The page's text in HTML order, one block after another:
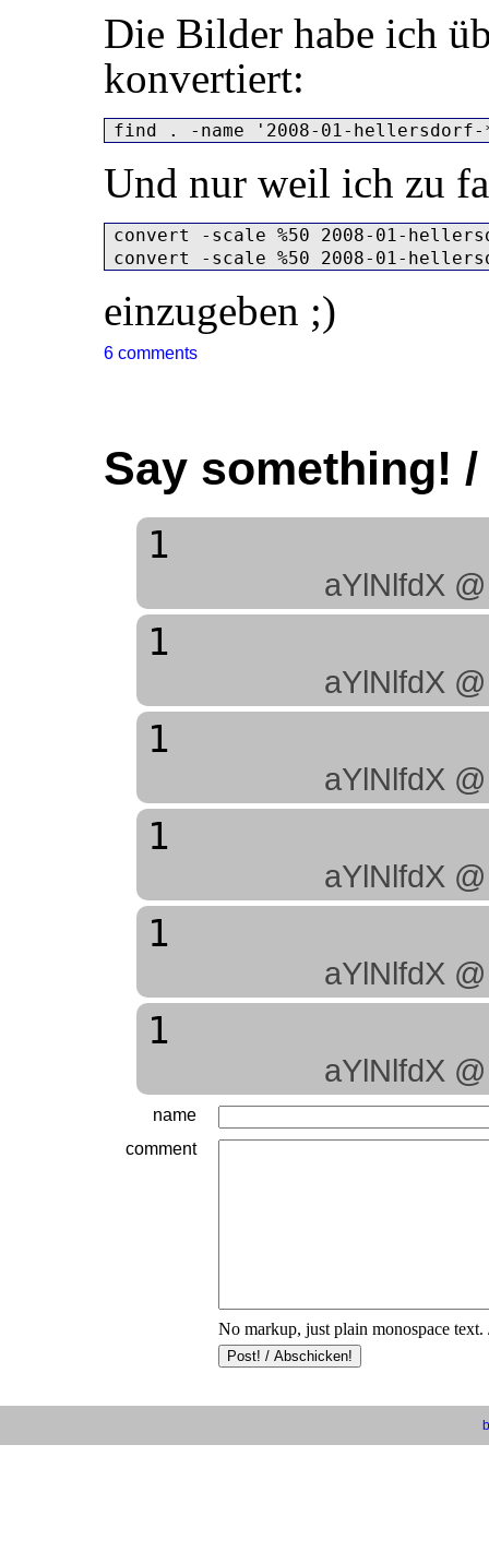
Die Bilder habe ich
konvertiert:
Und nur weil ich zu
convert -scale %50 2008-01-
einzugeben ;)
6 comments
Say something!
1
aYlNlfdX
1
aYlNlfdX
1
aYlNlfdX
1
aYlNlfdX
1
aYlNlfdX
1
aYlNlfdX
name
comment
No markup, just plain monospace